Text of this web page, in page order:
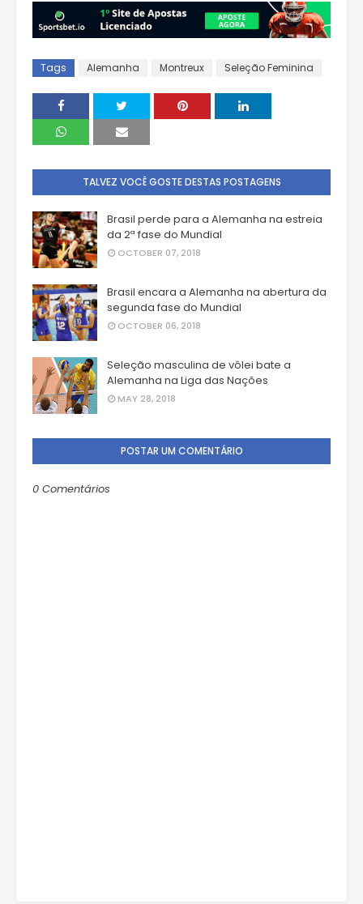
Tags Alemanha Montreux Seleção Feminina
TALVEZ VOCÊ GOSTE DESTAS POSTAGENS
Brasil perde para a Alemanha na estreia
da 2ª fase do Mundial
OCTOBER 07, 2018
Brasil encara a Alemanha na abertura da
segunda fase do Mundial
OCTOBER 06, 2018
Seleção masculina de vôlei bate a
Alemanha na Liga das Nações
MAY 28, 2018
POSTAR UM COMENTÁRIO
0 Comentários